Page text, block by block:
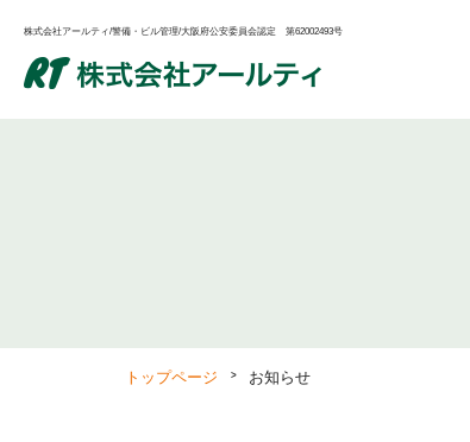
株式会社アールティ/警備・ビル管理/大阪府公安委員会認定 第62002493号
トップページ お知らせ